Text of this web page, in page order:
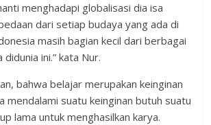
menghadapi globalisasi dia isa
dari setiap budaya yang ada di
masih bagian kecil dari berbagai
ini.” kata Nur.
bahwa belajar merupakan keinginan
mendalami suatu keinginan butuh suatu
lama untuk menghasilkan karya.